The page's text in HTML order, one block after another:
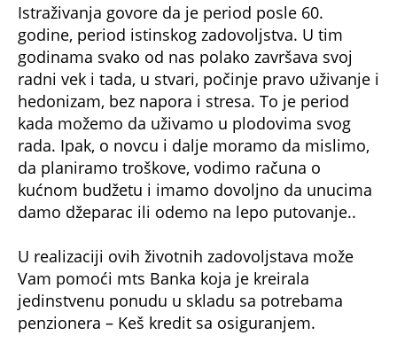
Istraživanja govore da je period posle 60.
godine, period istinskog zadovoljstva. U tim
godinama svako od nas polako završava svoj
radni vek i tada, u stvari, počinje pravo uživanje i
hedonizam, bez napora i stresa. To je period
kada možemo da uživamo u plodovima svog
rada. Ipak, o novcu i dalje moramo da mislimo,
da planiramo troškove, vodimo računa o
kućnom budžetu i imamo dovoljno da unucima
damo džeparac ili odemo na lepo putovanje..
U realizaciji ovih životnih zadovoljstava može
Vam pomoći mts Banka koja je kreirala
jedinstvenu ponudu u skladu sa potrebama
penzionera – Keš kredit sa osiguranjem.